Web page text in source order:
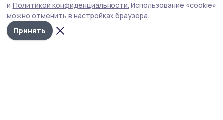
и Политикой конфиденциальности. Использование «cookie»
можно отменить в настройках браузера.
Принять